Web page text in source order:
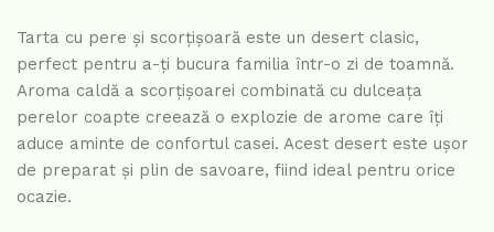
Tarta cu pere și scorțișoară este un desert clasic,
perfect pentru a-ți bucura familia într-o zi de toamnă.
Aroma caldă a scorțișoarei combinată cu dulceața
perelor coapte creează o explozie de arome care îți
aduce aminte de confortul casei. Acest desert este ușor
de preparat și plin de savoare, fiind ideal pentru orice
ocazie.